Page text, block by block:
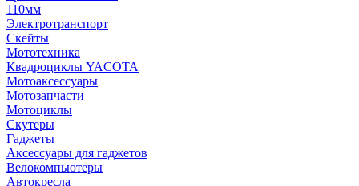
110мм
Электротранспорт
Скейты
Мототехника
Квадроциклы YACOTA
Мотоаксессуары
Мотозапчасти
Мотоциклы
Скутеры
Гаджеты
Аксессуары для гаджетов
Велокомпьютеры
Автокресла